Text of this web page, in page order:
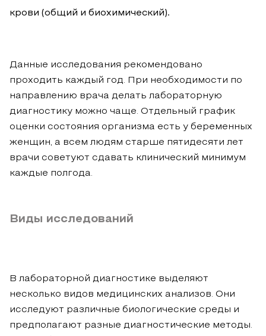
крови (общий и биохимический).
Данные исследования рекомендовано
проходить каждый год. При необходимости по
направлению врача делать лабораторную
диагностику можно чаще. Отдельный график
оценки состояния организма есть у беременных
женщин, а всем людям старше пятидесяти лет
врачи советуют сдавать клинический минимум
каждые полгода.
Виды исследований
В лабораторной диагностике выделяют
несколько видов медицинских анализов. Они
исследуют различные биологические среды и
предполагают разные диагностические методы.